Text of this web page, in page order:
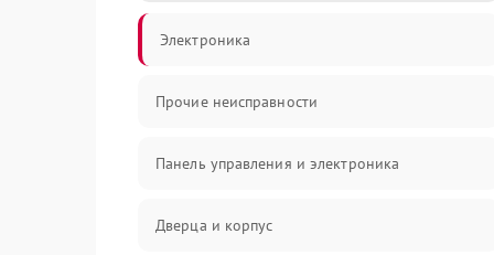
Электроника
Прочие неисправности
Панель управления и электроника
Дверца и корпус